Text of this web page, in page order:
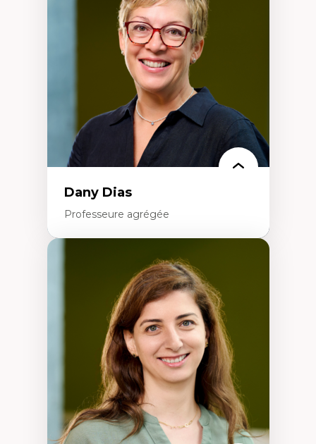
Élites économiques
Sociologie économique
Extractivisme
Classes sociales
Mouvements sociaux
Théories de l’État
Dany Dias
Professeure agrégée
Pédagogies critiques et justice sociale
Éthique relationnelle et sollicitude en
éducation
Décolonisation et autochtonisation de la
formation à l’enseignement
Littératie et didactique du français
Éducation inclusive
Formation à l’enseignement en contexte
francophone minoritaire
Identité linguistique et culturelle
Recherche-action et approches
participatives
Leadership éducatif et pratiques réflexives
Éducation durable et bien-être en
enseignement